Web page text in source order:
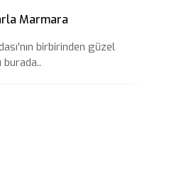
Marmara
birbirinden güzel